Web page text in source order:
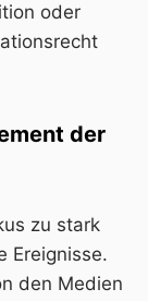
oder
der
zu stark
Ereignisse.
den Medien